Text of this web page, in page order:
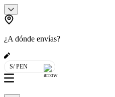
¿A dónde envías?
S/ PEN